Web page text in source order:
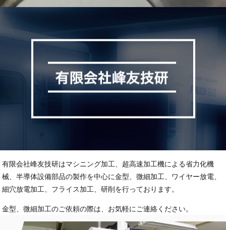
有限会社峰友技研はマシニング加工、超高速加工機による省力化機
械、半導体設備部品の製作を中心に金型、微細加工、ワイヤー放電、
細穴放電加工、フライス加工、研削を行っております。
金型、微細加工のご依頼の際は、お気軽にご連絡ください。